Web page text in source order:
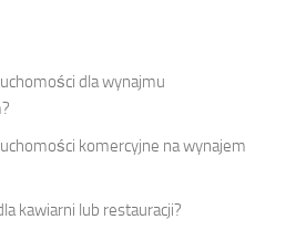
dla wynajmu
komercyjne na wynajem
kawiarni lub restauracji?